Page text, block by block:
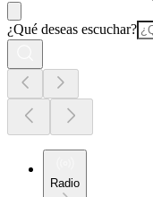
¿Qué deseas escuchar?
Radio